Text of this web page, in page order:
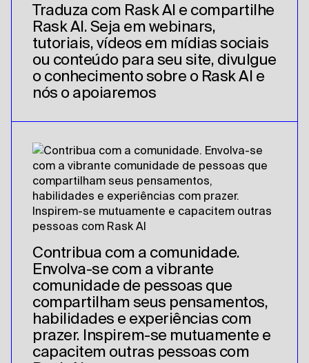
Traduza com Rask AI e compartilhe
Rask AI. Seja em webinars,
tutoriais, vídeos em mídias sociais
ou conteúdo para seu site, divulgue
o conhecimento sobre o Rask AI e
nós o apoiaremos
Contribua com a comunidade.
Envolva-se com a vibrante
comunidade de pessoas que
compartilham seus pensamentos,
habilidades e experiências com
prazer. Inspirem-se mutuamente e
capacitem outras pessoas com